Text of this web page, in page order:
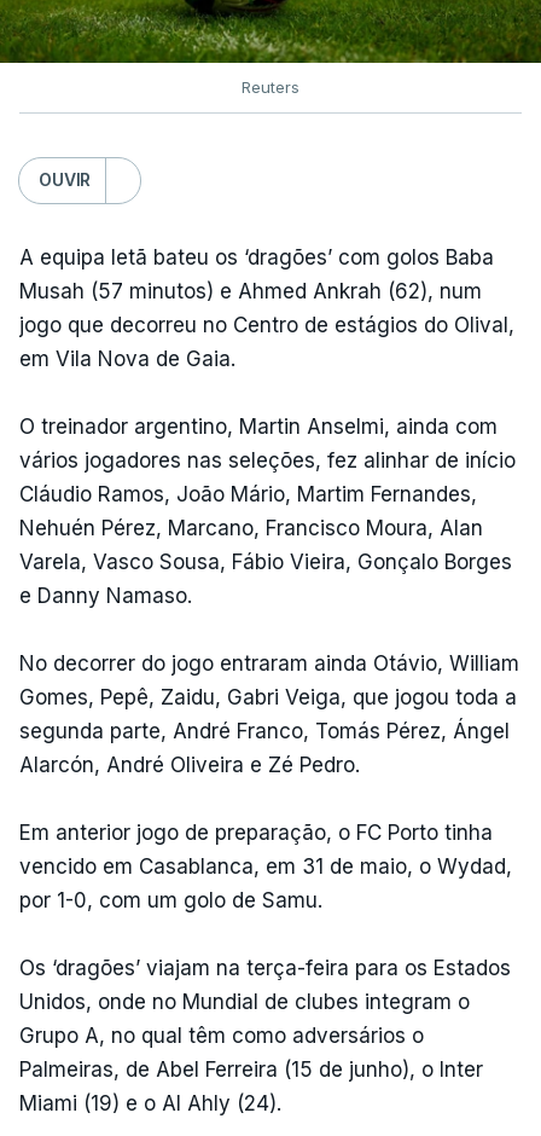
Reuters
OUVIR
A equipa letã bateu os ‘dragões’ com golos Baba
Musah (57 minutos) e Ahmed Ankrah (62), num
jogo que decorreu no Centro de estágios do Olival,
em Vila Nova de Gaia.
O treinador argentino, Martin Anselmi, ainda com
vários jogadores nas seleções, fez alinhar de início
Cláudio Ramos, João Mário, Martim Fernandes,
Nehuén Pérez, Marcano, Francisco Moura, Alan
Varela, Vasco Sousa, Fábio Vieira, Gonçalo Borges
e Danny Namaso.
No decorrer do jogo entraram ainda Otávio, William
Gomes, Pepê, Zaidu, Gabri Veiga, que jogou toda a
segunda parte, André Franco, Tomás Pérez, Ángel
Alarcón, André Oliveira e Zé Pedro.
Em anterior jogo de preparação, o FC Porto tinha
vencido em Casablanca, em 31 de maio, o Wydad,
por 1-0, com um golo de Samu.
Os ‘dragões’ viajam na terça-feira para os Estados
Unidos, onde no Mundial de clubes integram o
Grupo A, no qual têm como adversários o
Palmeiras, de Abel Ferreira (15 de junho), o Inter
Miami (19) e o Al Ahly (24).